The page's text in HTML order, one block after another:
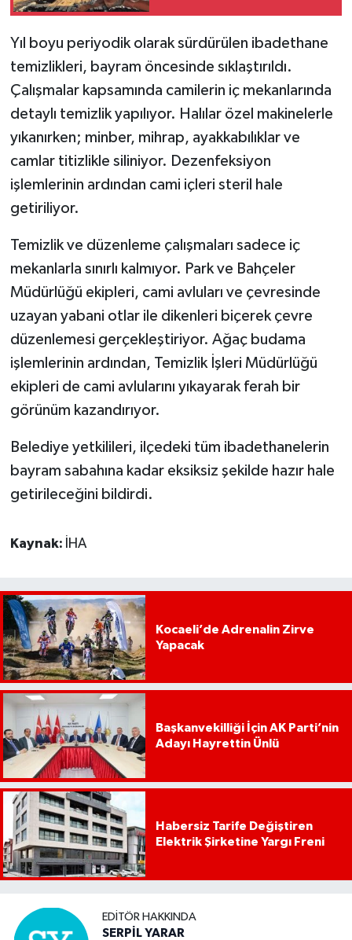
Yıl boyu periyodik olarak sürdürülen ibadethane
temizlikleri, bayram öncesinde sıklaştırıldı.
Çalışmalar kapsamında camilerin iç mekanlarında
detaylı temizlik yapılıyor. Halılar özel makinelerle
yıkanırken; minber, mihrap, ayakkabılıklar ve
camlar titizlikle siliniyor. Dezenfeksiyon
işlemlerinin ardından cami içleri steril hale
getiriliyor.
Temizlik ve düzenleme çalışmaları sadece iç
mekanlarla sınırlı kalmıyor. Park ve Bahçeler
Müdürlüğü ekipleri, cami avluları ve çevresinde
uzayan yabani otlar ile dikenleri biçerek çevre
düzenlemesi gerçekleştiriyor. Ağaç budama
işlemlerinin ardından, Temizlik İşleri Müdürlüğü
ekipleri de cami avlularını yıkayarak ferah bir
görünüm kazandırıyor.
Belediye yetkilileri, ilçedeki tüm ibadethanelerin
bayram sabahına kadar eksiksiz şekilde hazır hale
getirileceğini bildirdi.
Kaynak: İHA
Kocaeli’de Adrenalin Zirve
Yapacak
Başkanvekilliği İçin AK Parti’nin
Adayı Hayrettin Ünlü
Habersiz Tarife Değiştiren
Elektrik Şirketine Yargı Freni
EDITÖR HAKKINDA
SERPİL YARAR